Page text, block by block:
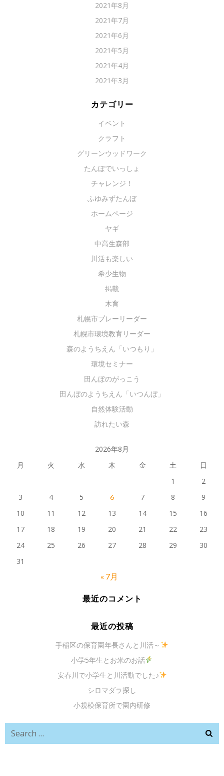
2021年8月
2021年7月
2021年6月
2021年5月
2021年4月
2021年3月
カテゴリー
イベント
クラフト
グリーンウッドワーク
たんぼでいっしょ
チャレンジ！
ふゆみずたんぼ
ホームページ
ヤギ
中高生森部
川活も楽しい
希少生物
掲載
木育
札幌市プレーリーダー
札幌市環境教育リーダー
森のようちえん「いつもり」
環境セミナー
田んぼのがっこう
田んぼのようちえん「いつんぼ」
自然体験活動
訪れたい森
2026年8月
月
火 水 木 金 土
日
1
2
3
4 5 6 7 8
9
10
11 12 13 14 15
16
17
18 19 20 21 22
23
24
25 26 27 28 29
30
31
« 7月
最近のコメント
最近の投稿
手稲区の保育園年長さんと川活～
小学5年生とお米のお話
安春川で小学生と川活動でした♪
シロマダラ探し
小規模保育所で園内研修
Search